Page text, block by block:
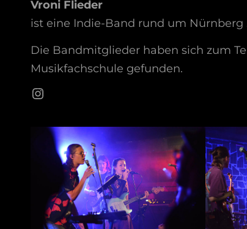
Vroni Flieder
ist eine Indie-Band rund um Nürnberg
Die Bandmitglieder haben sich zum
Musikfachschule gefunden.
Instagram